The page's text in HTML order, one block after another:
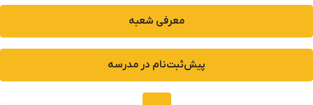
معرفی شعبه
پیش‌ثبت‌نام در مدرسه